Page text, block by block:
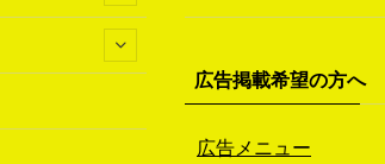
広告掲載希望の方へ
広告メニュー